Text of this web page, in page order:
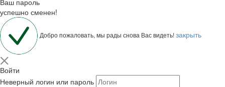
успешно сменен!
Добро пожаловать, мы рады снова Вас видеть!закрыть
Войти
Неверный логин или пароль